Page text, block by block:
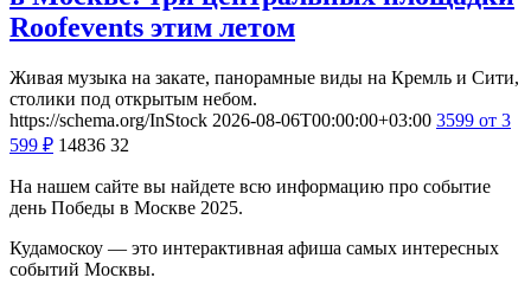
Roofevents этим летом
Живая музыка на закате, панорамные виды на Кремль и Сити,
столики под открытым небом.
https://schema.org/InStock 2026-08-06T00:00:00+03:00 3599 от 3
599 ₽ 14836 32
На нашем сайте вы найдете всю информацию про событие
день Победы в Москве 2025.
Кудамоскоу — это интерактивная афиша самых интересных
событий Москвы.